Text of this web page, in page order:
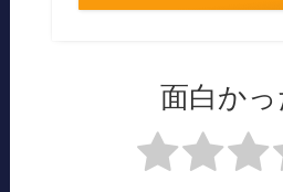
面白かっ